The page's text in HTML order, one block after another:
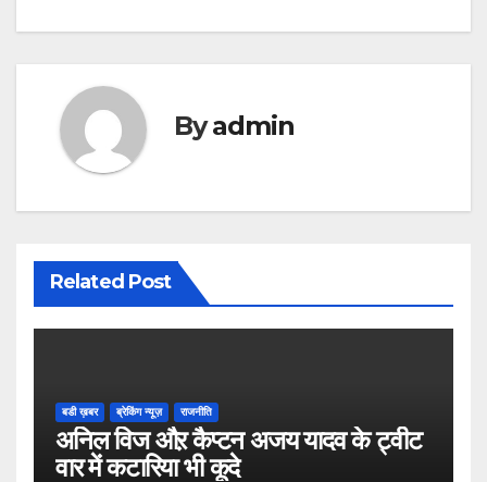
Byadmin
Related Post
बडी ख़बर ब्रेकिंग न्यूज़ राजनीति
अनिल विज औऱ कैप्टन अजय यादव के ट्वीट
वार में कटारिया भी कूदे